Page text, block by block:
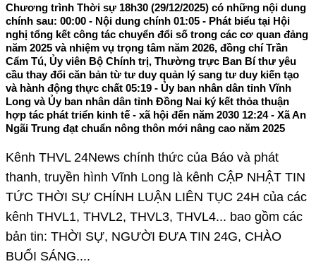
Chương trình Thời sự 18h30 (29/12/2025) có những nội dung
chính sau: 00:00 - Nội dung chính 01:05 - Phát biểu tại Hội
nghị tổng kết công tác chuyển đổi số trong các cơ quan đảng
năm 2025 và nhiệm vụ trọng tâm năm 2026, đồng chí Trần
Cẩm Tú, Ủy viên Bộ Chính trị, Thường trực Ban Bí thư yêu
cầu thay đổi căn bản từ tư duy quản lý sang tư duy kiến tạo
và hành động thực chất 05:19 - Ủy ban nhân dân tỉnh Vĩnh
Long và Ủy ban nhân dân tỉnh Đồng Nai ký kết thỏa thuận
hợp tác phát triển kinh tế - xã hội đến năm 2030 12:24 - Xã An
Ngãi Trung đạt chuẩn nông thôn mới nâng cao năm 2025
Kênh THVL 24News chính thức của Báo và phát
thanh, truyền hình Vĩnh Long là kênh CẬP NHẬT TIN
TỨC THỜI SỰ CHÍNH LUẬN LIÊN TỤC 24H của các
kênh THVL1, THVL2, THVL3, THVL4... bao gồm các
bản tin: THỜI SỰ, NGƯỜI ĐƯA TIN 24G, CHÀO
BUỔI SÁNG....